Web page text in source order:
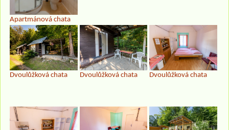
Apartmánová chata
Dvoulůžková chata Dvoulůžková chata Dvoulůžková chata